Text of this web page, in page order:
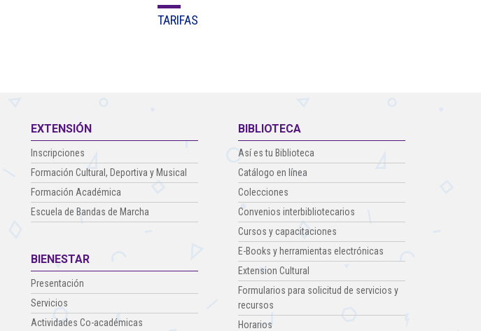
TARIFAS
EXTENSIÓN
Inscripciones
Formación Cultural, Deportiva y Musical
Formación Académica
Escuela de Bandas de Marcha
BIENESTAR
Presentación
Servicios
Actividades Co-académicas
BIBLIOTECA
Así es tu Biblioteca
Catálogo en línea
Colecciones
Convenios interbibliotecarios
Cursos y capacitaciones
E-Books y herramientas electrónicas
Extension Cultural
Formularios para solicitud de servicios y
recursos
Horarios